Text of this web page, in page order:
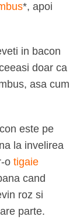
*, apoi
in bacon
doar ca
asa cum
este pe
la invelirea
o tigaie
cand
roz si
parte.